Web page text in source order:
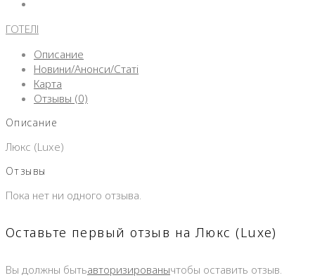
ГОТЕЛІ
Описание
Новини/Анонси/Статі
Карта
Отзывы (0)
Описание
Люкс (Luxe)
Отзывы
Пока нет ни одного отзыва.
Оставьте первый отзыв на Люкс (Luxe)
Вы должны бытьавторизированычтобы оставить отзыв.